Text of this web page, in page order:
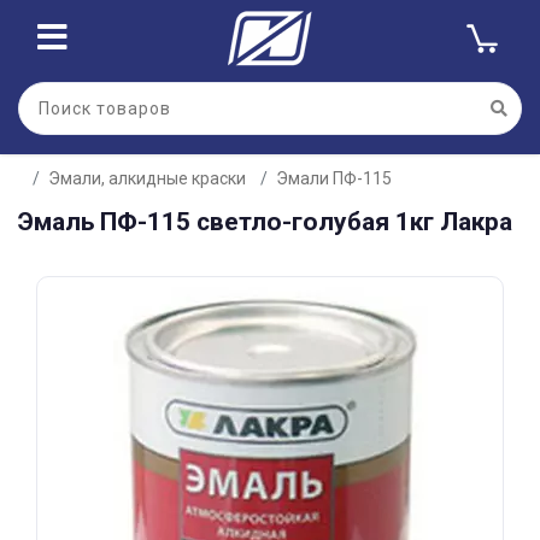
Эмали, алкидные краски Эмали ПФ-115
Эмаль ПФ-115 светло-голубая 1кг Лакра
Для клиентов всех банков
Разбейте
оплатуна части
без переплат
График платежей